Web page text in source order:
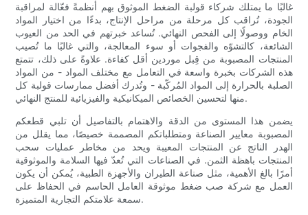
غالبًا ما يمتلك شركاء قولبة الضغط الموثوق بهم أنظمةً فعّالة لمراقبة
الجودة، تُراقب كل مرحلة من مراحل الإنتاج، بدءًا من اختيار المواد
الخام ووصولًا إلى الفحص النهائي. تُساعد خبرتهم في الحد من العيوب
الشائعة، كالتشوّه والفجوات أو سوء المعالجة، والتي غالبًا ما تُصيب
المنتجات المصبوبة من قِبل موردين أقل كفاءة. علاوةً على ذلك، تتمتع
هذه الشركات بخبرة واسعة في التعامل مع مختلف المواد - من المواد
الصلبة بالحرارة إلى المواد المُركّبة - وتُدرك أفضل ممارسات قولبة كل
منها لتحسين الخصائص الميكانيكية والفيزيائية للمنتج النهائي.
يضمن هذا المستوى من الدقة والاهتمام بالتفاصيل أن تلبي قطعكم
المصبوبة معايير الصناعة ومتطلباتكم المصممة خصيصًا، مما يقلل من
الهدر الناتج عن المنتجات المعيبة ويحد من مخاطر عمليات سحب
المنتجات باهظة الثمن. في الصناعات التي تُعدّ فيها السلامة والموثوقية
أمرًا بالغ الأهمية، مثل صناعة الطيران والأجهزة الطبية، يُمكن أن يكون
العمل مع شركة صب ضغط موثوقة العامل الحاسم في الحفاظ على
سمعة علامتكم التجارية المتميزة.